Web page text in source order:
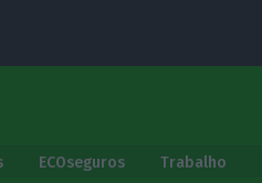
ECOseguros Trabalho